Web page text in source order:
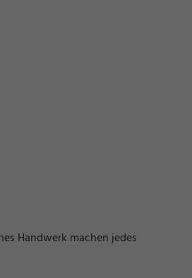
Handwerk machen jedes